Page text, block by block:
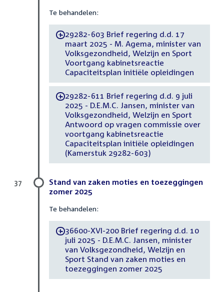
Te behandelen:
-29282-603 Brief regering d.d. 17
maart 2025 - M. Agema, minister van
Volksgezondheid, Welzijn en Sport
Voortgang kabinetsreactie
Capaciteitsplan initiële opleidingen
-29282-611 Brief regering d.d. 9 juli
2025 - D.E.M.C. Jansen, minister van
Volksgezondheid, Welzijn en Sport
Antwoord op vragen commissie over
voortgang kabinetsreactie
Capaciteitsplan initiële opleidingen
(Kamerstuk 29282-603)
Stand van zaken moties en toezeggingen
zomer 2025
Te behandelen:
-36600-XVI-200 Brief regering d.d. 10
juli 2025 - D.E.M.C. Jansen, minister
van Volksgezondheid, Welzijn en
Sport Stand van zaken moties en
toezeggingen zomer 2025
37